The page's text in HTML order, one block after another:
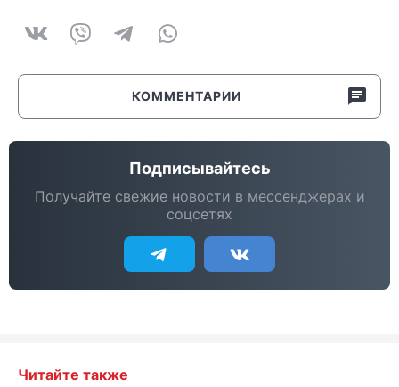
КОММЕНТАРИИ
Подписывайтесь
Получайте свежие новости в мессенджерах и
соцсетях
Читайте также